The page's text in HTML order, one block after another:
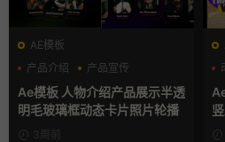
AE模板
产品介绍
产品宣传
产品展示
Ae模板 人物介绍产品展示半透
明毛玻璃框动态卡片照片轮播
3周前